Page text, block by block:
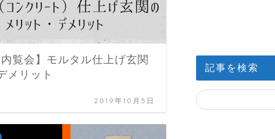
内覧会】モルタル仕上げ玄関
メリット
2019年10月5日
記事を検索